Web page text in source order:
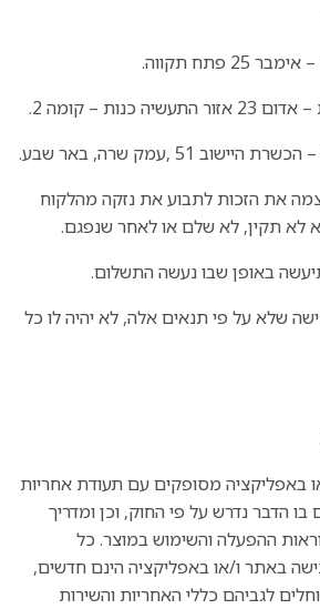
פתח תקווה.
כנות – קומה 2.
51 ,עמק שרה, באר שבע.
את הזכות לתבוע את נזקה מהלקוח
לא תקין, לא שלם או לאחר שנפגם.
באופן שבו נעשה התשלום.
שלא על פי תנאים אלה, לא יהיה לו כל
באפליקציה מסופקים עם תעודת אחריות
הדבר נדרש על פי החוק, וכן ומדריך
ההפעלה והשימוש במוצר. כל
באתר ו/או באפליקציה הינם חדשים,
לגביהם כללי האחריות והשירות